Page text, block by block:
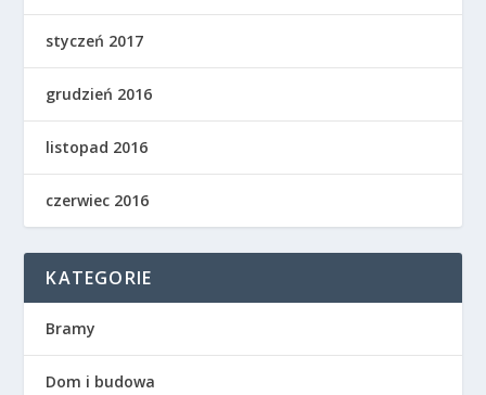
styczeń 2017
grudzień 2016
listopad 2016
czerwiec 2016
KATEGORIE
Bramy
Dom i budowa